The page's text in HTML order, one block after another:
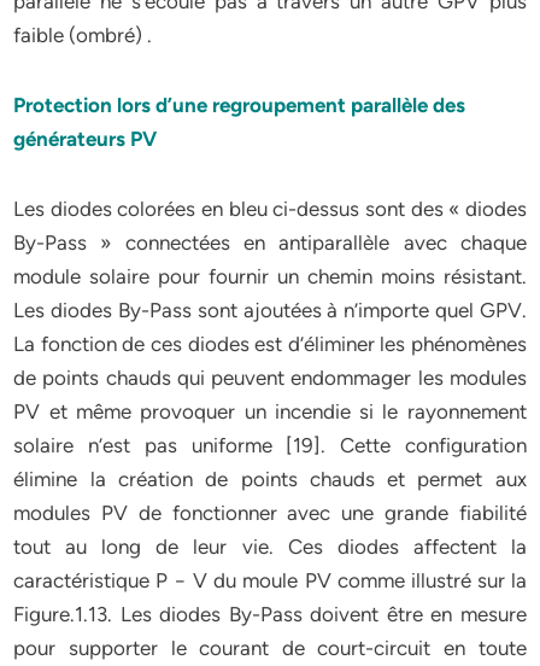
faible (ombré) .
Protection lors d’une regroupement parallèle des
générateurs PV
Les diodes colorées en bleu ci-dessus sont des « diodes
By-Pass » connectées en antiparallèle avec chaque
module solaire pour fournir un chemin moins résistant.
Les diodes By-Pass sont ajoutées à n’importe quel GPV.
La fonction de ces diodes est d’éliminer les phénomènes
de points chauds qui peuvent endommager les modules
PV et même provoquer un incendie si le rayonnement
solaire n’est pas uniforme [19]. Cette configuration
élimine la création de points chauds et permet aux
modules PV de fonctionner avec une grande fiabilité
tout au long de leur vie. Ces diodes affectent la
caractéristique P − V du moule PV comme illustré sur la
Figure.1.13. Les diodes By-Pass doivent être en mesure
pour supporter le courant de court-circuit en toute